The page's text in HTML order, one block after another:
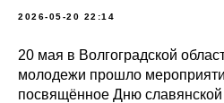
2026-05-20 22:14
20 мая в Волгоградской
молодежи прошло
посвящённое Дню славянской